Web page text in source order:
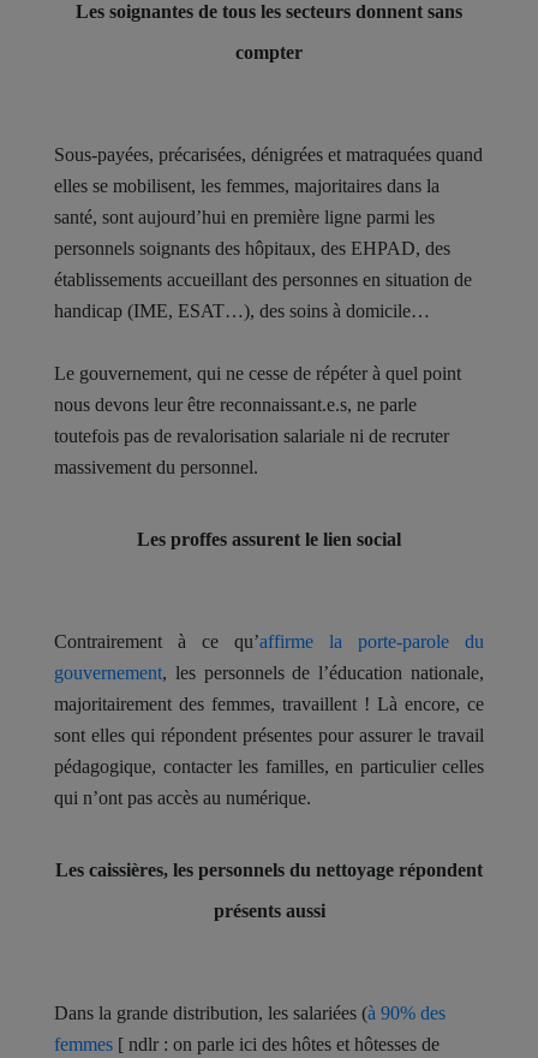
Les soignantes de tous les secteurs donnent sans
compter
Sous-payées, précarisées, dénigrées et matraquées quand
elles se mobilisent, les femmes, majoritaires dans la
santé, sont aujourd’hui en première ligne parmi les
personnels soignants des hôpitaux, des EHPAD, des
établissements accueillant des personnes en situation de
handicap (IME, ESAT…), des soins à domicile…
Le gouvernement, qui ne cesse de répéter à quel point
nous devons leur être reconnaissant.e.s, ne parle
toutefois pas de revalorisation salariale ni de recruter
massivement du personnel.
Les proffes assurent le lien social
Contrairement à ce qu’affirme la porte-parole du
gouvernement, les personnels de l’éducation nationale,
majoritairement des femmes, travaillent ! Là encore, ce
sont elles qui répondent présentes pour assurer le travail
pédagogique, contacter les familles, en particulier celles
qui n’ont pas accès au numérique.
Les caissières, les personnels du nettoyage répondent
présents aussi
Dans la grande distribution, les salariées (à 90% des
femmes [ ndlr : on parle ici des hôtes et hôtesses de